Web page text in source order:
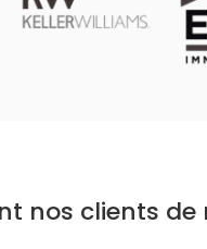
nos clients de